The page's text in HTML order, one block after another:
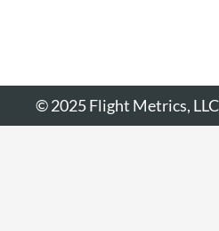
© 2025 Flight Metrics,